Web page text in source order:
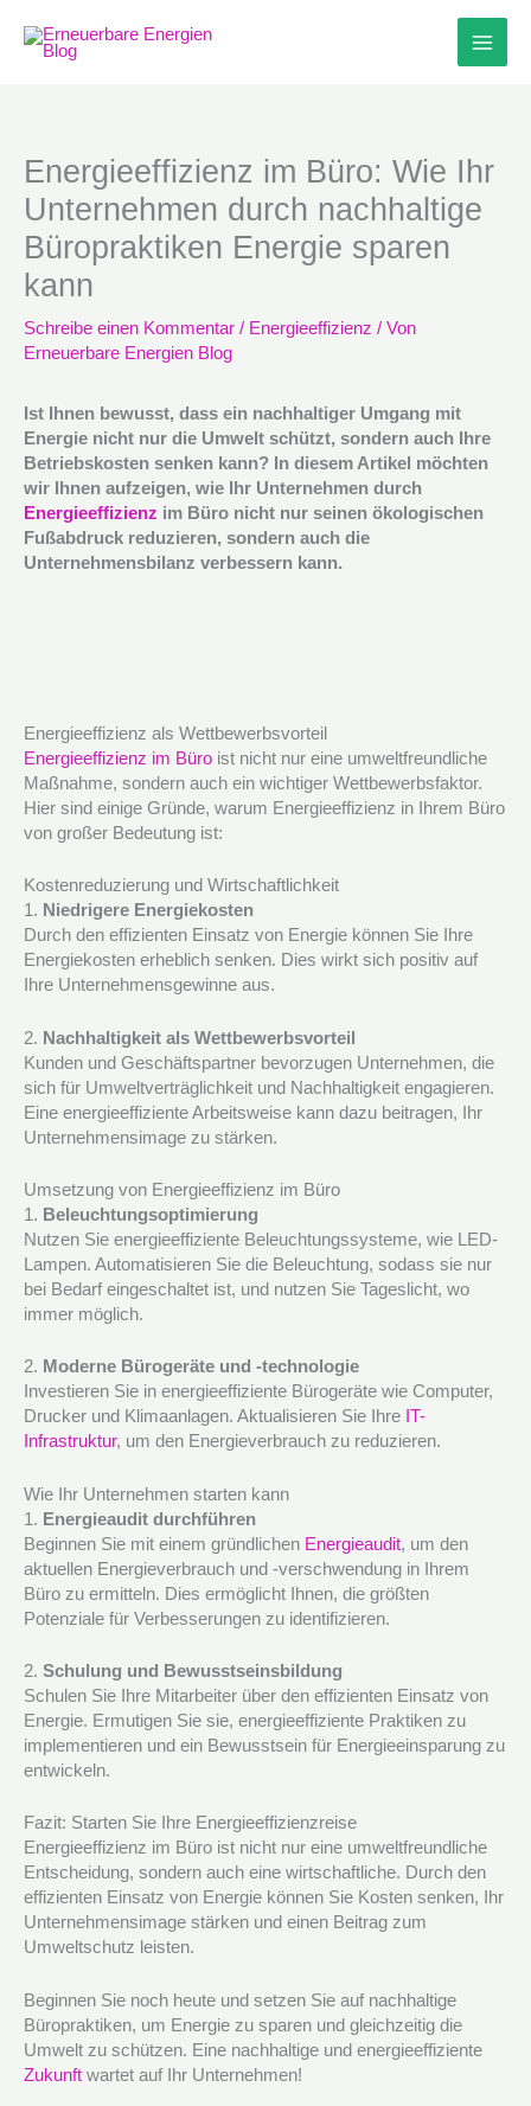
Inhalt
springen
Energieeffizienz im Büro: Wie Ihr
Unternehmen durch nachhaltige
Büropraktiken Energie sparen
kann
Schreibe einen Kommentar / Energieeffizienz / Von
Erneuerbare Energien Blog
Ist Ihnen bewusst, dass ein nachhaltiger Umgang mit
Energie nicht nur die Umwelt schützt, sondern auch Ihre
Betriebskosten senken kann? In diesem Artikel möchten
wir Ihnen aufzeigen, wie Ihr Unternehmen durch
Energieeffizienz im Büro nicht nur seinen ökologischen
Fußabdruck reduzieren, sondern auch die
Unternehmensbilanz verbessern kann.
Energieeffizienz als Wettbewerbsvorteil
Energieeffizienz im Büro ist nicht nur eine umweltfreundliche
Maßnahme, sondern auch ein wichtiger Wettbewerbsfaktor.
Hier sind einige Gründe, warum Energieeffizienz in Ihrem Büro
von großer Bedeutung ist:
Kostenreduzierung und Wirtschaftlichkeit
1. Niedrigere Energiekosten
Durch den effizienten Einsatz von Energie können Sie Ihre
Energiekosten erheblich senken. Dies wirkt sich positiv auf
Ihre Unternehmensgewinne aus.
2. Nachhaltigkeit als Wettbewerbsvorteil
Kunden und Geschäftspartner bevorzugen Unternehmen, die
sich für Umweltverträglichkeit und Nachhaltigkeit engagieren.
Eine energieeffiziente Arbeitsweise kann dazu beitragen, Ihr
Unternehmensimage zu stärken.
Umsetzung von Energieeffizienz im Büro
1. Beleuchtungsoptimierung
Nutzen Sie energieeffiziente Beleuchtungssysteme, wie LED-
Lampen. Automatisieren Sie die Beleuchtung, sodass sie nur
bei Bedarf eingeschaltet ist, und nutzen Sie Tageslicht, wo
immer möglich.
2. Moderne Bürogeräte und -technologie
Investieren Sie in energieeffiziente Bürogeräte wie Computer,
Drucker und Klimaanlagen. Aktualisieren Sie Ihre IT-
Infrastruktur, um den Energieverbrauch zu reduzieren.
Wie Ihr Unternehmen starten kann
1. Energieaudit durchführen
Beginnen Sie mit einem gründlichen Energieaudit, um den
aktuellen Energieverbrauch und -verschwendung in Ihrem
Büro zu ermitteln. Dies ermöglicht Ihnen, die größten
Potenziale für Verbesserungen zu identifizieren.
2. Schulung und Bewusstseinsbildung
Schulen Sie Ihre Mitarbeiter über den effizienten Einsatz von
Energie. Ermutigen Sie sie, energieeffiziente Praktiken zu
implementieren und ein Bewusstsein für Energieeinsparung zu
entwickeln.
Fazit: Starten Sie Ihre Energieeffizienzreise
Energieeffizienz im Büro ist nicht nur eine umweltfreundliche
Entscheidung, sondern auch eine wirtschaftliche. Durch den
effizienten Einsatz von Energie können Sie Kosten senken, Ihr
Unternehmensimage stärken und einen Beitrag zum
Umweltschutz leisten.
Beginnen Sie noch heute und setzen Sie auf nachhaltige
Büropraktiken, um Energie zu sparen und gleichzeitig die
Umwelt zu schützen. Eine nachhaltige und energieeffiziente
Zukunft wartet auf Ihr Unternehmen!